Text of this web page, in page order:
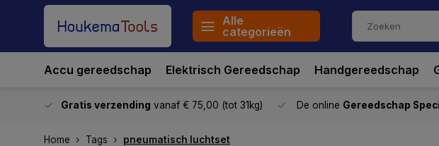
Alle
categorieën
Accu gereedschap Elektrisch Gereedschap Handgereedschap
Gratis verzending vanaf € 75,00 (tot 31kg) De online Gereedschap
Home Tags pneumatisch luchtset